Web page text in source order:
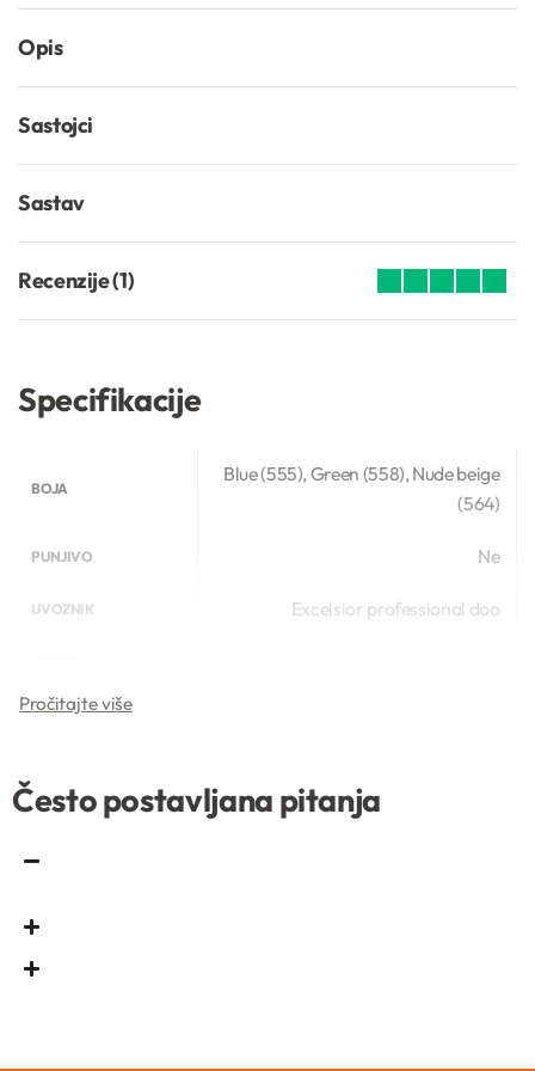
Opis
Sastojci
Sastav
Recenzije (1)
Specifikacije
BOJA
Blue (555), Green (558), Nude beige
(564)
PUNJIVO Ne
UVOZNIK Excelsior professional doo
TEŽINA
Često postavljana pitanja